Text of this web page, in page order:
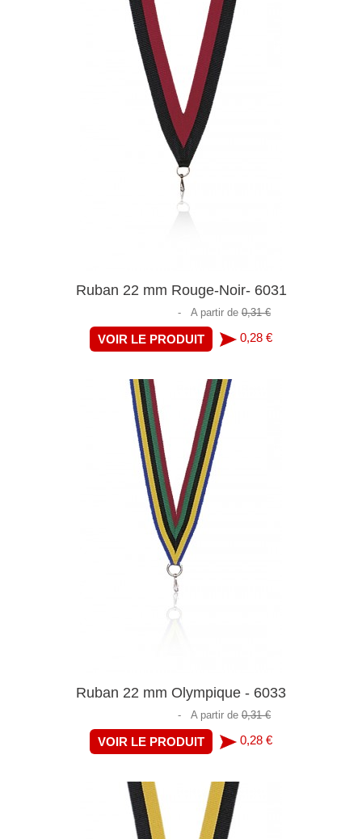
Ruban 22 mm Rouge-Noir- 6031
- A partir de 0,31 €
VOIR LE PRODUIT 0,28 €
Ruban 22 mm Olympique - 6033
- A partir de 0,31 €
VOIR LE PRODUIT 0,28 €